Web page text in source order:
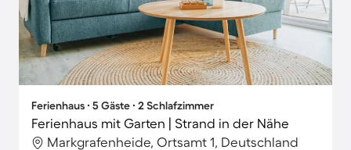
Ferienhaus ∙ 5 Gäste ∙ 2 Schlafzimmer
Ferienhaus mit Garten | Strand in der Nähe
Markgrafenheide, Ortsamt 1, Deutschland